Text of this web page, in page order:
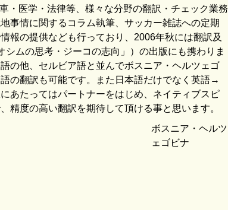
・医学・法律等、様々な分野の翻訳・チェック業務
事情に関するコラム執筆、サッカー雑誌への定期
報の提供なども行っており、2006年秋には翻訳及
ムの思考・ジーコの志向」）の出版にも携わりま
の他、セルビア語と並んでボスニア・ヘルツェゴ
の翻訳も可能です。また日本語だけでなく英語→
あたってはパートナーをはじめ、ネイティブスピ
精度の高い翻訳を期待して頂ける事と思います。
ボスニア・ヘルツ
ェゴビナ